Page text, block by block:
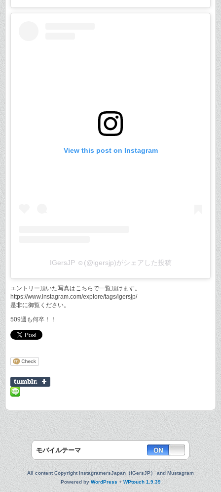
View this post on Instagram
IGersJP ☺︎(@igersjp)がシェアした投稿
エントリー頂いた写真はこちらで一覧頂けます。
https://www.instagram.com/explore/tags/igersjp/
是非に御覧ください。
509週も何卒！！
モバイルテーマ
All content Copyright InstagramersJapan（IGersJP） and Mustagram
Powered byWordPress+WPtouch 1.9.39